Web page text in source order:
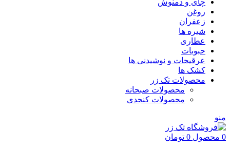
چای و دمنوش
روغن
زعفران
شیره ها
عطاری
حبوبات
عرقیجات و نوشیدنی ها
کشک ها
محصولات تک زر
محصولات صبحانه
محصولات کنجدی
منو
0 محصول 0 تومان